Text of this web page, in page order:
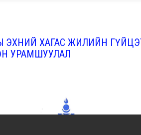
ЭХНИЙ ХАГАС ЖИЛИЙН
УРАМШУУЛАЛ